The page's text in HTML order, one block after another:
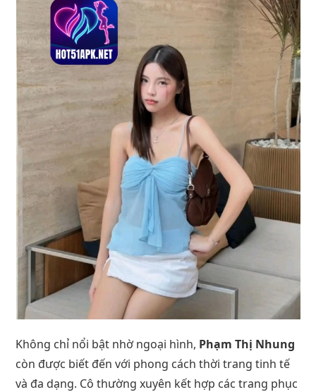
Không chỉ nổi bật nhờ ngoại hình, Phạm Thị Nhung
còn được biết đến với phong cách thời trang tinh tế
và đa dạng. Cô thường xuyên kết hợp các trang phục